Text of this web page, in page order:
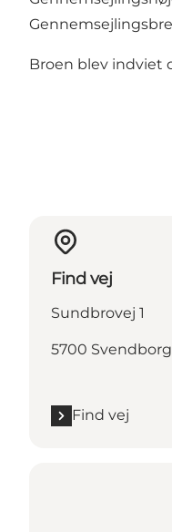
Broen blev indviet
Find vej
Sundbrovej 1
5700 Svendborg
Find vej